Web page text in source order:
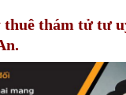
thám tử tư